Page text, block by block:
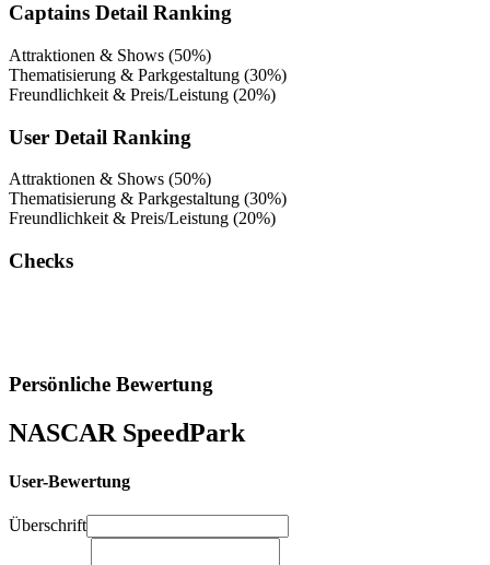
Captains Detail Ranking
Attraktionen & Shows (50%)
Thematisierung & Parkgestaltung (30%)
Freundlichkeit & Preis/Leistung (20%)
User Detail Ranking
Attraktionen & Shows (50%)
Thematisierung & Parkgestaltung (30%)
Freundlichkeit & Preis/Leistung (20%)
Checks
Persönliche Bewertung
NASCAR SpeedPark
User-Bewertung
Überschrift